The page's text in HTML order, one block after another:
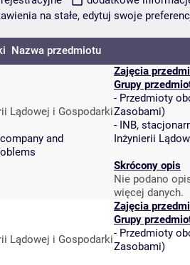
na stałe, edytuj swoje
Nazwa przedmiotu
Lądowej i Gospodarki
and
Zajęcia
Grupy
- Przedmioty
Zasobami)
- INB,
Inżynierii
Skrócony opis
Nie podano
więcej danych.
Lądowej i Gospodarki
Zajęcia
Grupy
- Przedmioty
Zasobami)